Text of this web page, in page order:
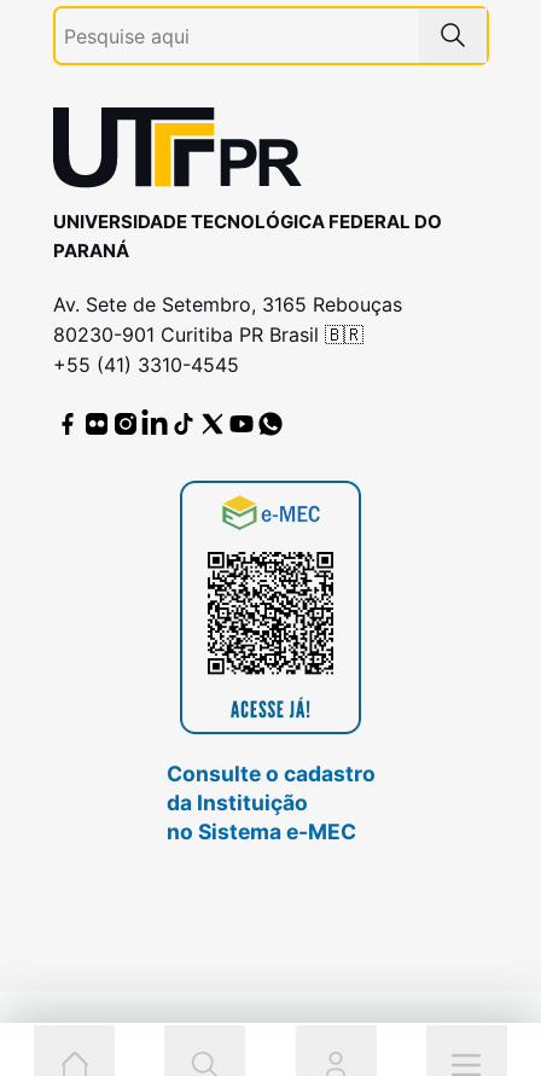
UNIVERSIDADE TECNOLÓGICA FEDERAL DO
PARANÁ
Av. Sete de Setembro, 3165 Rebouças
80230-901 Curitiba PR Brasil 🇧🇷
+55 (41) 3310-4545
Consulte o cadastro
da Instituição
no Sistema e-MEC